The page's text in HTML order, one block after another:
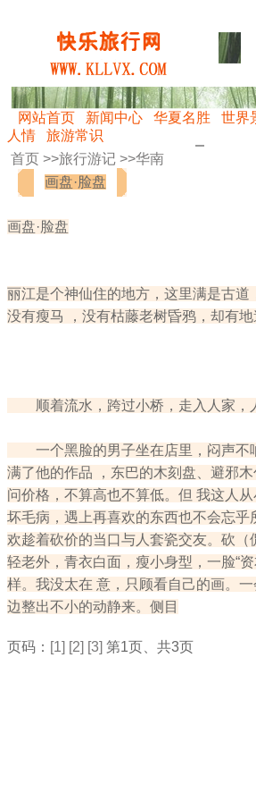
网站首页 新闻中心 华夏名胜 世界
人情
旅游常识
首页 >>旅行游记 >>华南
画盘·脸盘
画盘·脸盘
丽江是个神仙住的地方，这里满是古道
没有瘦马 ，没有枯藤老树昏鸦，却有地
顺着流水，跨过小桥，走入人家，
一个黑脸的男子坐在店里，闷声不
满了他的作品 ，东巴的木刻盘、避邪
问价格，不算高也不算低。但 我这人
坏毛病，遇上再喜欢的东西也不会忘乎
欢趁着砍价的当口与人套瓷交友。砍（
轻老外，青衣白面，瘦小身型，一脸“
样。我没太在 意，只顾看自己的画。
边整出不小的动静来。侧目
页码： [1] [2] [3] 第1页、共3页